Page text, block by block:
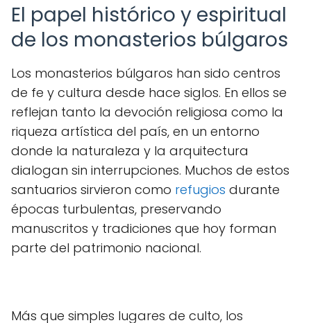
El papel histórico y espiritual
de los monasterios búlgaros
Los monasterios búlgaros han sido centros
de fe y cultura desde hace siglos. En ellos se
reflejan tanto la devoción religiosa como la
riqueza artística del país, en un entorno
donde la naturaleza y la arquitectura
dialogan sin interrupciones. Muchos de estos
santuarios sirvieron como refugios durante
épocas turbulentas, preservando
manuscritos y tradiciones que hoy forman
parte del patrimonio nacional.
Más que simples lugares de culto, los